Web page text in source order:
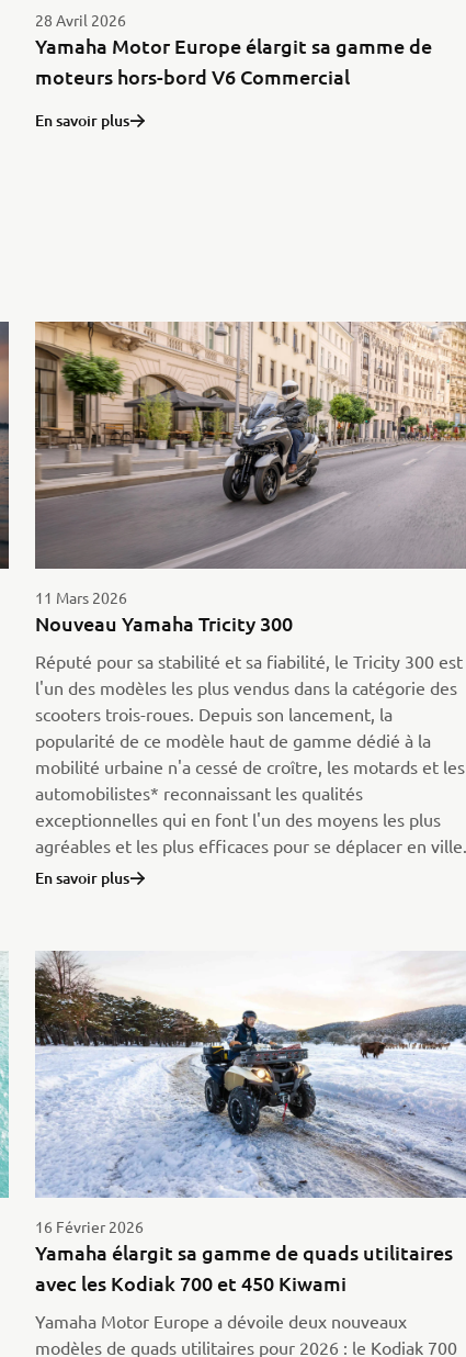
28 Avril 2026
Yamaha Motor Europe élargit sa gamme de
moteurs hors-bord V6 Commercial
En savoir plus
11 Mars 2026
Nouveau Yamaha Tricity 300
Réputé pour sa stabilité et sa fiabilité, le Tricity 300 est
l'un des modèles les plus vendus dans la catégorie des
scooters trois-roues. Depuis son lancement, la
popularité de ce modèle haut de gamme dédié à la
mobilité urbaine n'a cessé de croître, les motards et les
automobilistes* reconnaissant les qualités
exceptionnelles qui en font l'un des moyens les plus
agréables et les plus efficaces pour se déplacer en ville.
En savoir plus
16 Février 2026
Yamaha élargit sa gamme de quads utilitaires
avec les Kodiak 700 et 450 Kiwami
Yamaha Motor Europe a dévoile deux nouveaux
modèles de quads utilitaires pour 2026 : le Kodiak 700